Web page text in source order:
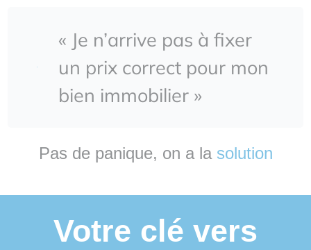
« Je n’arrive pas à fixer
un prix correct pour mon
bien immobilier »
Pas de panique, on a la solution
Votre clé vers